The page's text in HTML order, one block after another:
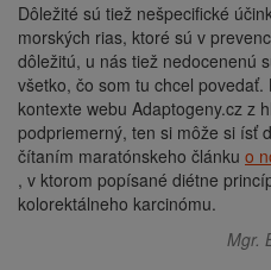
Dôležité sú tiež nešpecifické
morských rias, ktoré sú v
dôležitú, u nás tiež nedocenenú
všetko, čo som tu chcel
kontexte webu Adaptogeny.cz z
podpriemerný, ten si môže si ísť
čítaním maratónskeho článku o
, v ktorom popísané diétne
kolorektálneho karcinómu.
Mgr.